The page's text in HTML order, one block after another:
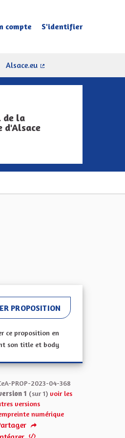
Sprache wählen
compte S'identifier
Alsace.eu
de la
d'Alsace
PROPOSITION
ce proposition en
son title et body
PROP-2023-04-368
1 (sur 1) voir les
versions
numérique